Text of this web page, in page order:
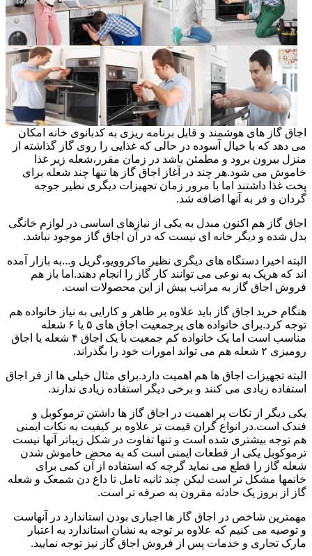
اجاق گاز های هوشمند و قابل برنامه ریزی به کدبانوی خانه امکان
می دهد که با خیال آسوده در حالی که غذایی را روی گاز گذاشته از
منزل بیرون برود و مطمئن باشد در زمان مقرر،شعله زیر غذا
خاموش می شود.هر چند در آغاز اجاق گاز ها تنها چند شعله برای
پخت غذا داشتند اما با مرور زمان تجهیزات دیگری نظیر جوجه
گردان و فر به آنها اضافه شد.
اجاق گاز هم اکنون مبدل به یکی از نیازهای اساسی در لوازم خانگی
بدل شده و دیگر خانه ای نیست که در آن اجاق گاز موجود نباشد.
البته اخیرا دستگاه های دیگری نظیر ماکروویو،گریل و...به بازار آمده
اند که هریک به نوعی می توانند کار گاز را انجام دهند.اما باز هم
فروش اجاق گاز به مراتب بیش از این محصولات است.
هنگام خرید اجاق گاز باید علاوه بر ظاهر و کارایی به نیاز خانواده هم
توجه کرد.برای خانواده های پرجمعیت اجاق های ۵ یا ۶ شعله
مناسب است اما یک خانواده کم جمعیت با یک اجاق ۴ شعله یا اجاق
رومیزی ۲ شعله هم می تواند امورات خود را بگذراند.
البته تجهیزات اجاق ها هم اهمیت دارد.برای مثال خیلی ها از فر اجاق
استفاده زیادی می کنند و برخی دیگر استفاده زیادی ندارند.
یکی دیگر از نکات پر اهمیت در اجاق گاز ها داشتن ترموکوبل و
فندک است.در انواع گران قیمت تر علاوه بر کیفیت به نکات ایمنی
هم توجه بیشتری شده است و تنها تفاوت در شکل زیباتر آنها نیست
ترموکوبل یکی از قطعات ایمنی است که به محض خاموش شدن
شعله گاز را قطع می نماید گرچه که استفاده از آن کمی برای
خانمها مشکل تر است لیکن چند ثانیه تامل تا داغ دن شمعک و شعله
گاز از بروز یک حادثه مقرون به صرفه تر است.
مهمترین شاخص در اجاق گاز ها اجباری بودن استاندارد در آنهاست
و توصیه می کنیم که علاوه بر توجه به نشان استاندارد به اعتبار
مارک تجاری و خدمات پس از فروش اجاق گاز نیز توجه نمایید.